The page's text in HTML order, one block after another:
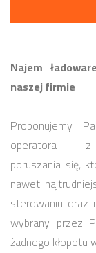
Najem
naszej firmie
Proponujemy
operatora – z
poruszania się,
nawet
sterowaniu oraz
wybrany przez
żadnego kłopotu